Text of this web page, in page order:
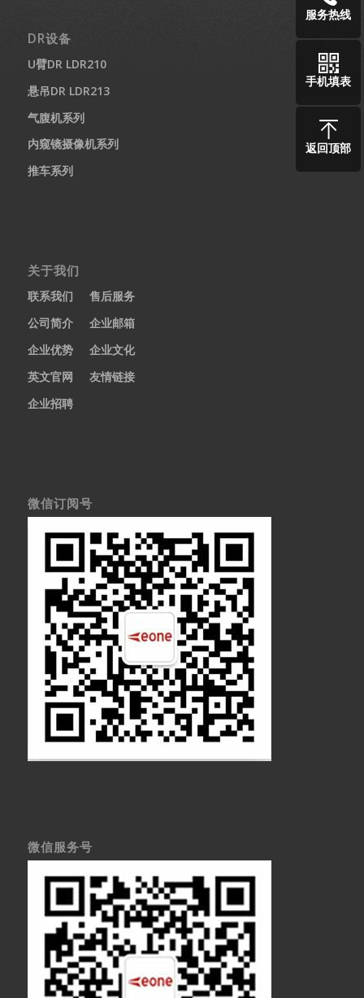
DR设备
U臂DR LDR210
悬吊DR LDR213
气腹机系列
内窥镜摄像机系列
推车系列
关于我们
联系我们
售后服务
公司简介
企业邮箱
企业优势
企业文化
英文官网
友情链接
企业招聘
微信订阅号
微信服务号
服务热线
手机填表
返回顶部